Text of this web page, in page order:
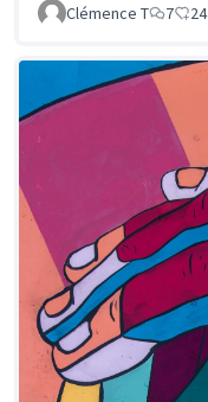
Clémence T
7 24